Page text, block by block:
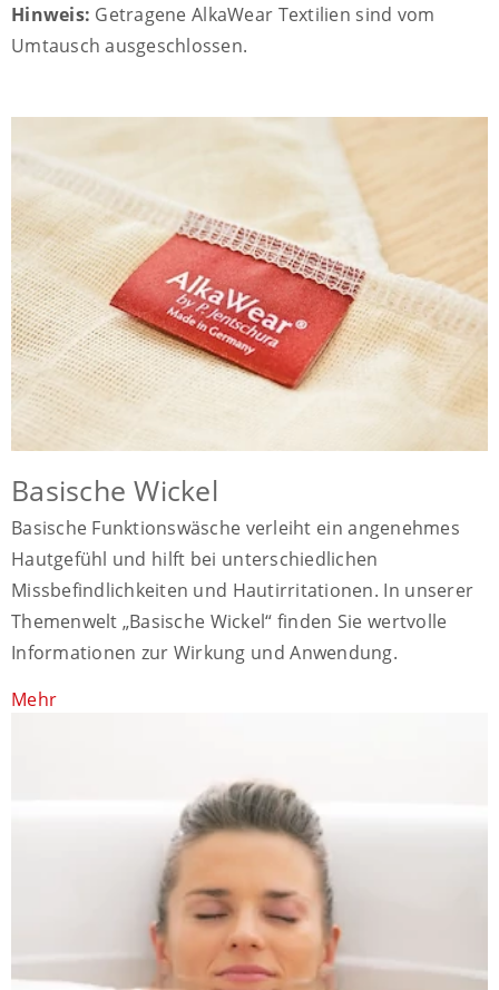
Hinweis: Getragene AlkaWear Textilien sind vom
Umtausch ausgeschlossen.
Basische Wickel
Basische Funktionswäsche verleiht ein angenehmes
Hautgefühl und hilft bei unterschiedlichen
Missbefindlichkeiten und Hautirritationen. In unserer
Themenwelt „Basische Wickel“ finden Sie wertvolle
Informationen zur Wirkung und Anwendung.
Mehr